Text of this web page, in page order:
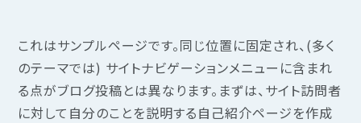
これはサンプルページです。同じ位置に固定され、(多く
のテーマでは) サイトナビゲーションメニューに含まれ
る点がブログ投稿とは異なります。まずは、サイト訪問者
に対して自分のことを説明する自己紹介ページを作成